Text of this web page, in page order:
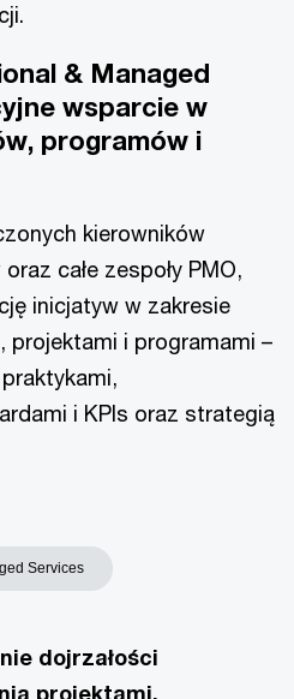
& Managed
wsparcie w
programów i
kierowników
całe zespoły PMO,
inicjatyw w zakresie
projektami i programami –
i KPIs oraz strategią
Services
dojrzałości
projektami,